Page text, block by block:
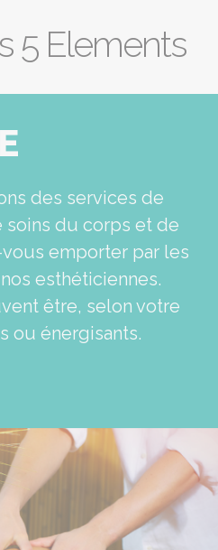
5 Elements
des services de
soins du corps et de
emporter par les
esthéticiennes.
être, selon votre
ou énergisants.